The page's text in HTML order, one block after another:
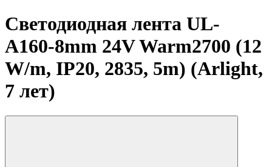
Светодиодная лента UL-
A160-8mm 24V Warm2700 (12
W/m, IP20, 2835, 5m) (Arlight,
7 лет)